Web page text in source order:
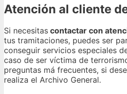
Atención al cliente
Si necesitas contactar con
tus tramitaciones, puedes ser
conseguir servicios especiales
caso de ser víctima de
preguntas má frecuentes, si
realiza el Archivo General.